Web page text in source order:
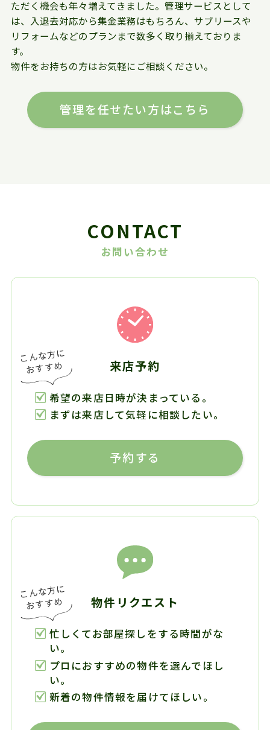
ただく機会も年々増えてきました。管理サービスとして
は、入退去対応から集金業務はもちろん、サブリースや
リフォームなどのプランまで数多く取り揃えておりま
す。
物件をお持ちの方はお気軽にご相談ください。
管理を任せたい方はこちら
CONTACT
お問い合わせ
来店予約
希望の来店日時が決まっている。
まずは来店して気軽に相談したい。
予約する
物件リクエスト
忙しくてお部屋探しをする時間がな
い。
プロにおすすめの物件を選んでほし
い。
新着の物件情報を届けてほしい。